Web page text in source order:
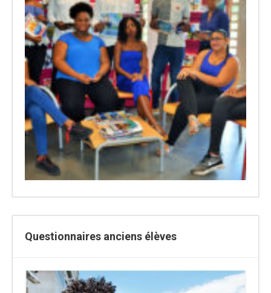
Questionnaires anciens élèves